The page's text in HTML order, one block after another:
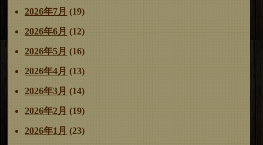
ビ
ー
シ
ー
ー
2026年7月 (19)
2026年6月 (12)
2026年5月 (16)
2026年4月 (13)
2026年3月 (14)
2026年2月 (19)
2026年1月 (23)